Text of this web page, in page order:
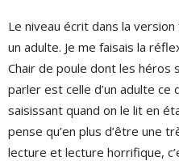
Le niveau écrit dans la
un adulte. Je me faisais la
Chair de poule dont les héros
parler est celle d’un adulte
saisissant quand on le lit en
pense qu’en plus d’être une
lecture et lecture horrifique,